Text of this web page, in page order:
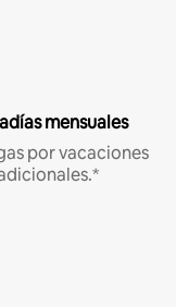
mensuales
por vacaciones